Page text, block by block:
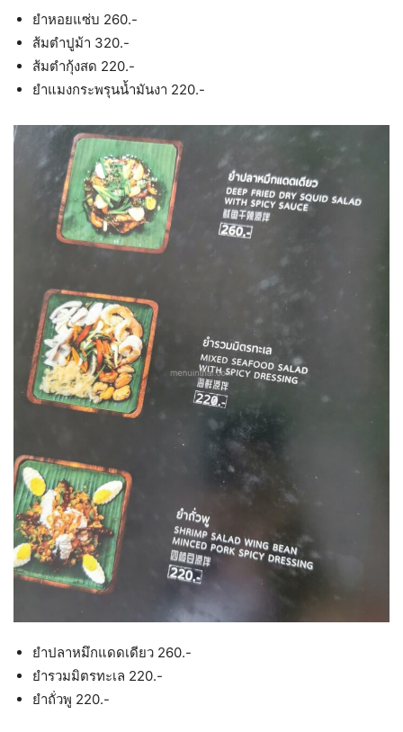
ยำหอยแซ่บ 260.-
ส้มตำปูม้า 320.-
ส้มตำกุ้งสด 220.-
ยำแมงกระพรุนน้ำมันงา 220.-
ยำปลาหมึกแดดเดียว 260.-
ยำรวมมิตรทะเล 220.-
ยำถั่วพู 220.-